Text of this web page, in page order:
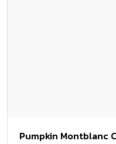
Pumpkin Montblanc